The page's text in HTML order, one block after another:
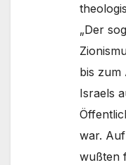
„Der
bis zum
Israels
war.
wußten